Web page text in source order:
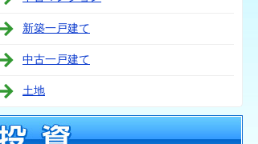
新築一戸建て
中古一戸建て
土地